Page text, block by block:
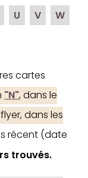
U V
W
cartes
"N", dans le
dans les
récent (date
trouvés.